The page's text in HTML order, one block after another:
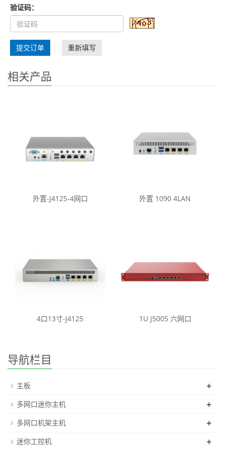
验证码：
提交订单 重新填写
相关产品
外置-J4125-4网口 外置 1090 4LAN
4口13寸-J4125 1U J5005 六网口
导航栏目
主板 +
多网口迷你主机 +
多网口机架主机 +
迷你工控机 +